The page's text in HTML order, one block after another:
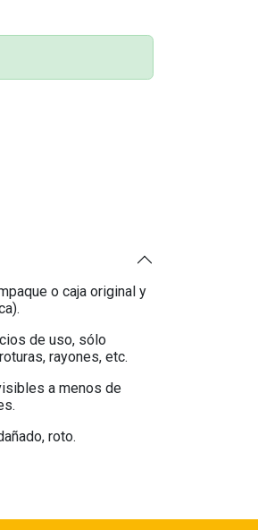
o caja original y
de uso, sólo
rayones, etc.
a menos de
roto.